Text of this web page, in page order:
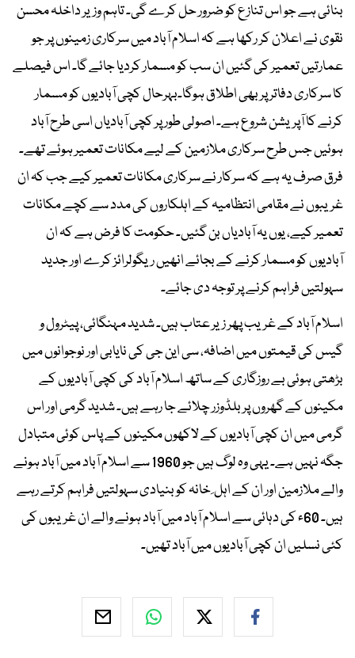
بنائی ہے جو اس تنازع کو ضرور حل کرے گی۔ تاہم وزیر داخلہ محسن
نقوی نے اعلان کر رکھا ہے کہ اسلام آباد میں سرکاری زمینوں پر جو
عمارتیں تعمیر کی گئیں ان سب کو مسمار کردیا جائے گا۔ اس فیصلے
کا سرکاری دفاتر پر بھی اطلاق ہوگا۔بہرحال کچی آبادیوں کو مسمار
کرنے کا آپریشن شروع ہے۔ اصولی طور پر کچی آبادیاں اسی طرح آباد
ہوئیں جس طرح سرکاری ملازمین کے لیے مکانات تعمیر ہوئے تھے۔
فرق صرف یہ ہے کہ سرکار نے سرکاری مکانات تعمیر کیے جب کہ ان
غریبوں نے مقامی انتظامیہ کے اہلکاروں کی مدد سے کچے مکانات
تعمیر کیے، یوں یہ آبادیاں بن گئیں۔ حکومت کا فرض ہے کہ ان
آبادیوں کو مسمار کرنے کے بجائے انھیں ریگولرائز کرے اور جدید
سہولتیں فراہم کرنے پر توجہ دی جائے۔
اسلام آباد کے غریب پھر زیر عتاب ہیں۔ شدید مہنگائی، پیٹرول و
گیس کی قیمتوں میں اضافہ، سی این جی کی نایابی اور نوجوانوں میں
بڑھتی ہوئی بے روزگاری کے ساتھ اسلام آباد کی کچی آبادیوں کے
مکینوں کے گھروں پر بلڈوزر چلائے جا رہے ہیں۔ شدید گرمی اور اس
گرمی میں ان کچی آبادیوں کے لاکھوں مکینوں کے پاس کوئی متبادل
جگہ نہیں ہے۔ یہی وہ لوگ ہیں جو 1960 سے اسلام آباد میں آباد ہونے
والے ملازمین اور ان کے اہل ِ خانہ کو بنیادی سہولتیں فراہم کرتے رہے
ہیں۔ 60ء کی دہائی سے اسلام آباد میں آباد ہونے والے ان غریبوں کی
کئی نسلیں ان کچی آبادیوں میں آباد تھیں۔